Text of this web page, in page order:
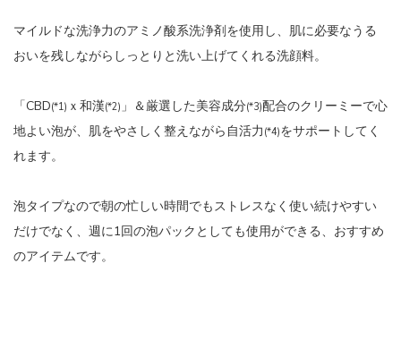
マイルドな洗浄力のアミノ酸系洗浄剤を使用し、肌に必要なうる
おいを残しながらしっとりと洗い上げてくれる洗顔料。
「CBD(*1) ｘ和漢(*2)」＆厳選した美容成分(*3)配合のクリーミーで心
地よい泡が、肌をやさしく整えながら自活力 (*4)をサポートしてく
れます。
泡タイプなので朝の忙しい時間でもストレスなく使い続けやすい
だけでなく、週に1回の泡パックとしても使用ができる、おすすめ
のアイテムです。